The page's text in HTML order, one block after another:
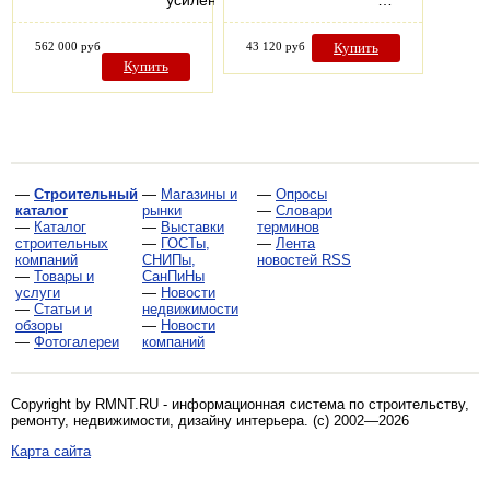
562 000 руб
Купить
43 120 руб Купить
— Строительный
каталог
— Каталог
строительных
компаний
— Товары и
услуги
— Статьи и
обзоры
— Фотогалереи
— Магазины и
рынки
— Выставки
— ГОСТы,
СНИПы,
СанПиНы
— Новости
недвижимости
— Новости
компаний
— Опросы
— Словари
терминов
— Лента
новостей RSS
Copyright by RMNT.RU - информационная система по строительству,
ремонту, недвижимости, дизайну интерьера. (c) 2002—2026
Карта сайта